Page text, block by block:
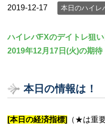
2019-12-17 本日のハイレ
ハイレバFXのデイトレ狙い
2019年12月17日(火)の期
本日の情報は！
[本日の経済指標] （★は重